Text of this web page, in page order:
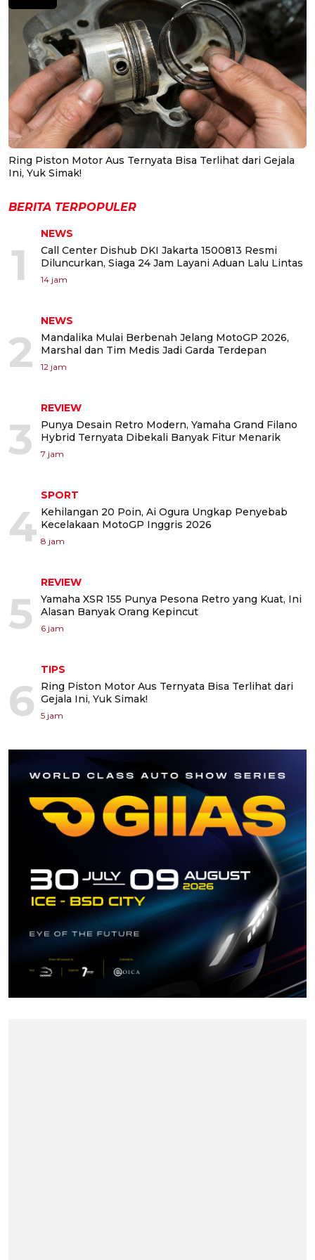
Ring Piston Motor Aus Ternyata Bisa Terlihat dari Gejala
Ini, Yuk Simak!
BERITA TERPOPULER
1
NEWS
Call Center Dishub DKI Jakarta 1500813 Resmi
Diluncurkan, Siaga 24 Jam Layani Aduan Lalu Lintas
14 jam
2
NEWS
Mandalika Mulai Berbenah Jelang MotoGP 2026,
Marshal dan Tim Medis Jadi Garda Terdepan
12 jam
3
REVIEW
Punya Desain Retro Modern, Yamaha Grand Filano
Hybrid Ternyata Dibekali Banyak Fitur Menarik
7 jam
4
SPORT
Kehilangan 20 Poin, Ai Ogura Ungkap Penyebab
Kecelakaan MotoGP Inggris 2026
8 jam
5
REVIEW
Yamaha XSR 155 Punya Pesona Retro yang Kuat, Ini
Alasan Banyak Orang Kepincut
6 jam
6
TIPS
Ring Piston Motor Aus Ternyata Bisa Terlihat dari
Gejala Ini, Yuk Simak!
5 jam